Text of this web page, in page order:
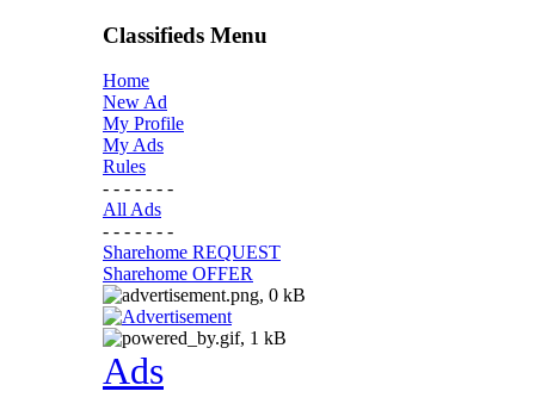
Classifieds Menu
Home
New Ad
My Profile
My Ads
Rules
- - - - - - -
All Ads
- - - - - - -
Sharehome REQUEST
Sharehome OFFER
Ads